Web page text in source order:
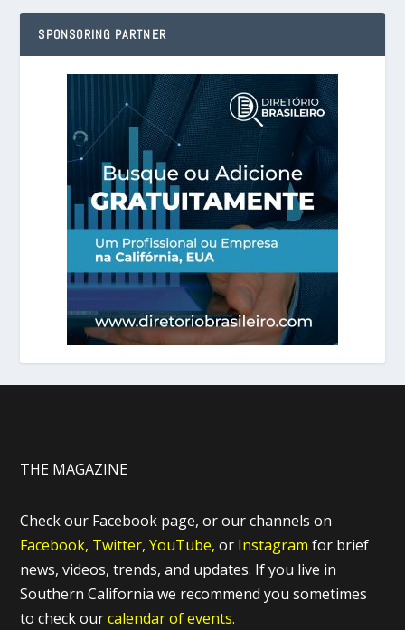
SPONSORING PARTNER
THE MAGAZINE
Check our Facebook page, or our channels on
Facebook, Twitter, YouTube, or Instagram for brief
news, videos, trends, and updates. If you live in
Southern California we recommend you sometimes
to check ourcalendar of events.